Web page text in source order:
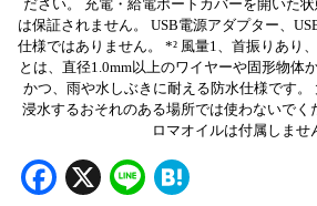
ださい。 充電・給電ポートカバーを開いた
は保証されません。 USB電源アダプター、
仕様ではありません。 *² 風量1、首振りあり
とは、直径1.0mm以上のワイヤーや固形物体
かつ、雨や水しぶきに耐える防水仕様です
浸水するおそれのある場所では使わないでく
ロマオイルは付属しませ
Facebook
X Line